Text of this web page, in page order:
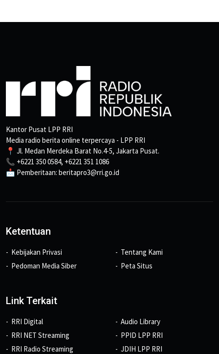
Kantor Pusat LPP RRI
Media radio berita online terpercaya - LPP RRI
📍 Jl. Medan Merdeka Barat No.4-5, Jakarta Pusat.
📞 +6221 350 0584, +6221 351 1086
📩 Pemberitaan: beritapro3@rri.go.id
Ketentuan
Kebijakan Privasi
Pedoman Media Siber
Tentang Kami
Peta Situs
Link Terkait
RRI Digital
RRI NET Streaming
RRI Radio Streaming
Audio Library
PPID LPP RRI
JDIH LPP RRI